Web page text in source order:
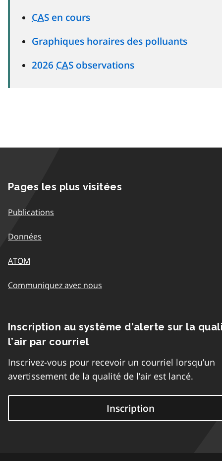
CAS en cours
Graphiques horaires des polluants
2026 CAS observations
Pages les plus visitées
Publications
Données
ATOM
Communiquez avec nous
Inscription au système d’alerte sur la
l’air par courriel
Inscrivez-vous pour recevoir un courriel lorsqu’un
avertissement de la qualité de l’air est lancé.
Inscription